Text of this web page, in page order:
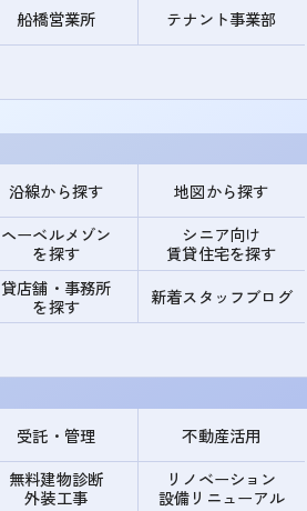
船橋営業所 テナント事業部
沿線から探す 地図から探す
ヘーベルメゾン
を探す
シニア向け
賃貸住宅を探す
貸店舗・事務所
を探す
新着スタッフブログ
受託・管理 不動産活用
無料建物診断
外装工事
リノベーション
設備リニューアル